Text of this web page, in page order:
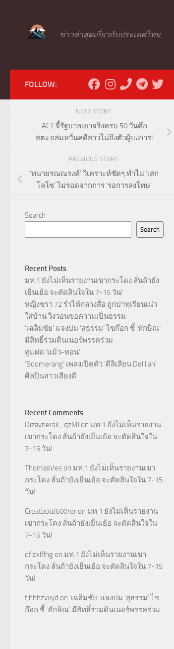
ข่าวล่าสุดเกี่ยวกับประเทศไทย
FOLLOW:
NEXT STORY
ACT จี้รัฐบาลเอาจริงครบ 50 วันตึก
สตง.ถล่มหวั่นคดีสาวไม่ถึงตัวผู้บงการ!
PREVIOUS STORY
‘ทนายรณณรงค์’ วิเคราะห์ชัดๆ ทำไม ‘เสก
โลโซ’ ไม่รอดจากการ ‘รอการลงโทษ’
Search
Search
Recent Posts
มท.1 ยังไม่เห็นรายงานเขากระโดง ลั่นถ้ายัง
เยิ่นเย้อ จะตัดสินใจใน 7-15 วัน!
หญิงชรา 72 ร่ำไห้กลางสื่อ ถูกปาทุเรียนเน่า
ใส่บ้าน วิงวอนขอความเป็นธรรม
‘เฉลิมชัย’ แจงปม ‘สุธรรม’ ไขก๊อก ชี้ ‘ทักษิณ’
มีสิทธิ์ร่วมดินเนอร์พรรคร่วม
คู่แฝด ‘แม้ว-ทอน’
‘Boomerang’ เพลงเปิดตัว ‘ดีลิเลียน Delilian’
ศิลปินสาวเสียงดี
Recent Comments
Dizaynersk_qzMl on มท.1 ยังไม่เห็นรายงาน
เขากระโดง ลั่นถ้ายังเยิ่นเย้อ จะตัดสินใจใน
7-15 วัน!
ThomasVes on มท.1 ยังไม่เห็นรายงานเขา
กระโดง ลั่นถ้ายังเยิ่นเย้อ จะตัดสินใจใน 7-15
วัน!
Creatbotd600rer on มท.1 ยังไม่เห็นรายงาน
เขากระโดง ลั่นถ้ายังเยิ่นเย้อ จะตัดสินใจใน
7-15 วัน!
oflzxlflhg on มท.1 ยังไม่เห็นรายงานเขา
กระโดง ลั่นถ้ายังเยิ่นเย้อ จะตัดสินใจใน 7-15
วัน!
tjhhhzvvyd on ‘เฉลิมชัย’ แจงปม ‘สุธรรม’ ไข
ก๊อก ชี้ ‘ทักษิณ’ มีสิทธิ์ร่วมดินเนอร์พรรคร่วม